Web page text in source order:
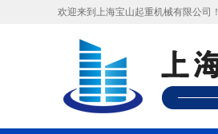
欢迎来到上海宝山起重机械有限公司！